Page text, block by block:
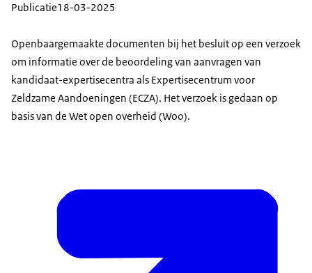
Publicatie18-03-2025
Openbaargemaakte documenten bij het besluit op een verzoek
om informatie over de beoordeling van aanvragen van
kandidaat-expertisecentra als Expertisecentrum voor
Zeldzame Aandoeningen (ECZA). Het verzoek is gedaan op
basis van de Wet open overheid (Woo).